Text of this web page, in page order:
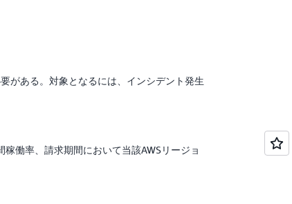
がある。対象となるには、インシデント発生
働率、請求期間において当該AWSリージョ